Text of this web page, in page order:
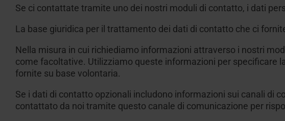
Se ci contattate tramite uno dei nostri moduli di contatto, i dati
La base giuridica per il trattamento dei dati di contatto che ci
Nella misura in cui richiediamo informazioni attraverso i nostri
come facoltative. Utilizziamo queste informazioni per specificare
fornite su base volontaria.
Se i dati di contatto opzionali includono informazioni sui canali di
contattato da noi tramite questo canale di comunicazione per